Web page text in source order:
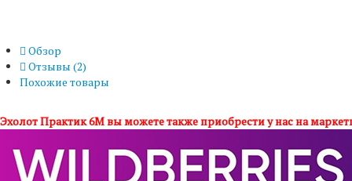
Обзор
Отзывы (2)
Похожие товары
Эхолот Практик 6М вы можете также приобрести у нас на